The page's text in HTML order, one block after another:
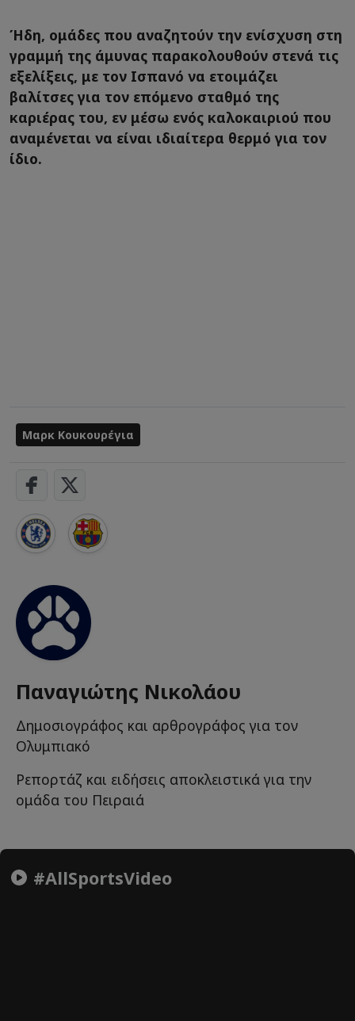
Ήδη, ομάδες που αναζητούν την ενίσχυση στη
γραμμή της άμυνας παρακολουθούν στενά τις
εξελίξεις, με τον Ισπανό να ετοιμάζει
βαλίτσες για τον επόμενο σταθμό της
καριέρας του, εν μέσω ενός καλοκαιριού που
αναμένεται να είναι ιδιαίτερα θερμό για τον
ίδιο.
Μαρκ Κουκουρέγια
Παναγιώτης Νικολάου
Δημοσιογράφος και αρθρογράφος για τον
Ολυμπιακό
Ρεπορτάζ και ειδήσεις αποκλειστικά για την
ομάδα του Πειραιά
#AllSportsVideo